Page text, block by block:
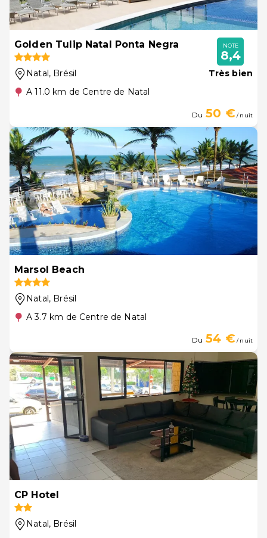
Golden Tulip Natal Ponta Negra
Natal, Brésil
A 11.0 km de Centre de Natal
NOTE
8,4
Très bien
Du 50 €/ nuit
Marsol Beach
Natal, Brésil
A 3.7 km de Centre de Natal
Du 54 €/ nuit
CP Hotel
Natal, Brésil